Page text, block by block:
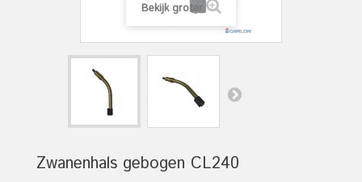
Bekijk groter
Zwanenhals gebogen CL240